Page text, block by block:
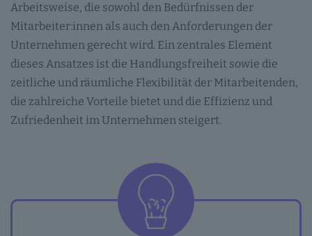
Arbeitsweise, die sowohl den Bedürfnissen der
Mitarbeiter:innen als auch den Anforderungen der
Unternehmen gerecht wird. Ein zentrales Element
dieses Ansatzes ist die Handlungsfreiheit sowie die
zeitliche und räumliche Flexibilität der Mitarbeitenden,
die zahlreiche Vorteile bietet und die Effizienz und
Zufriedenheit im Unternehmen steigert.